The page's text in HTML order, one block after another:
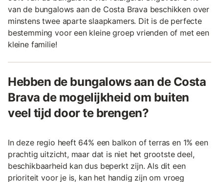
van de bungalows aan de Costa Brava beschikken over
minstens twee aparte slaapkamers. Dit is de perfecte
bestemming voor een kleine groep vrienden of met een
kleine familie!
Hebben de bungalows aan de Costa
Brava de mogelijkheid om buiten
veel tijd door te brengen?
In deze regio heeft 64% een balkon of terras en 1% een
prachtig uitzicht, maar dat is niet het grootste deel,
beschikbaarheid kan dus beperkt zijn. Als dit een
prioriteit voor je is, kan het handig zijn om vroeg